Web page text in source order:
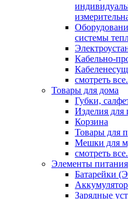
системы
Кабельно-
смотреть
Товары для дома
Губки,
Изделия для
Корзина
Товары для
Мешки для
смотреть
Элементы питания
Батарейки
Зарядные